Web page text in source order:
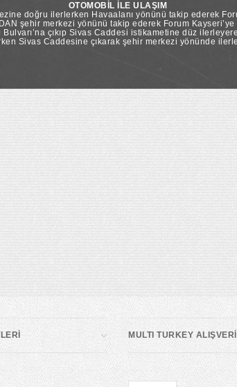
OTOMOBİL İLE ULAŞIM
doğru ilerlerken Havaalanı yönünü takip ederek
şehir merkezi yönünü takip ederek Forum
çıkıp Sivas Caddesi istikametine düz
Sivas Caddesine çıkarak şehir merkezi yönünde
MULTI TURKEY